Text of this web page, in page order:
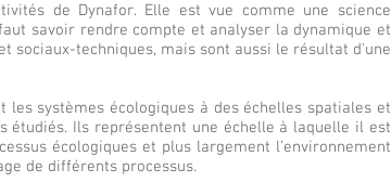
de Dynafor. Elle est vue comme une science
savoir rendre compte et analyser la dynamique et
sociaux-techniques, mais sont aussi le résultat d'une
systèmes écologiques à des échelles spatiales et
étudiés. Ils représentent une échelle à laquelle il est
écologiques et plus largement l’environnement
de différents processus.